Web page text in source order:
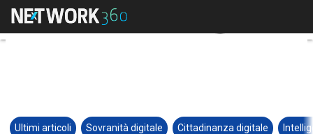
Ultimi articoli Sovranità digitale Cittadinanza digitale